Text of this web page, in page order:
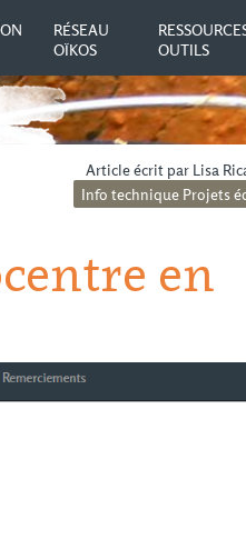
RÉSEAU
OÏKOS
OUTILS
Article écrit par Lisa
Info technique Projets
en